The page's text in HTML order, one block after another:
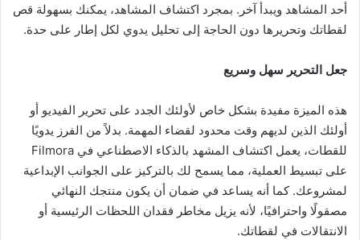
أحد المشاهد ويبدأ آخر. بمجرد اكتشاف المشاهد، يمكنك بسهولة قص
لقطاتك وتحريرها دون الحاجة إلى تحليل يدوي لكل إطار على حدة.
جعل التحرير سهل وسريع
هذه الميزة مفيدة بشكل خاص لأولئك الجدد على تحرير الفيديو أو
أولئك الذين لديهم وقت محدود لقضاء المهمة. بدلاً من الفرز يدويًا
للقطات، يعمل اكتشاف المشهد بالذكاء الاصطناعي في Filmora
على تبسيط العملية، مما يسمح لك بالتركيز على الجوانب الإبداعية
لمشروعك. كما أنه يساعد في ضمان أن يكون منتجك النهائي
مصقولًا واحترافيًا، لأنه يزيل مخاطر فقدان اللحظات الرئيسية أو
الانتقالات في لقطاتك.